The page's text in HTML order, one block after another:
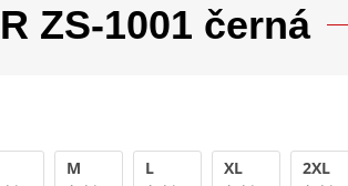
ZS-1001 černá
M L XL 2XL